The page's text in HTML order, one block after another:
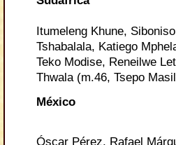
Itumeleng Khune,
Tshabalala, Katiego
Teko Modise, Reneilwe
Thwala (m.46, Tsepo
México
Óscar Pérez, Rafael